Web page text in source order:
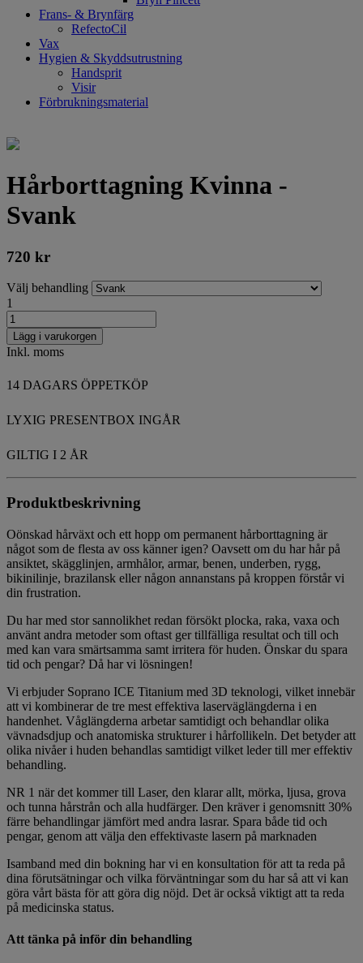
Frans- & Brynfärg
RefectoCil
Vax
Hygien & Skyddsutrustning
Handsprit
Visir
Förbrukningsmaterial
Hårborttagning Kvinna -
Svank
720 kr
Välj behandling
1
Lägg i varukorgen
Inkl. moms
14 DAGARS ÖPPETKÖP
LYXIG PRESENTBOX INGÅR
GILTIG I 2 ÅR
Produktbeskrivning
Oönskad hårväxt och ett hopp om permanent hårborttagning är
något som de flesta av oss känner igen? Oavsett om du har hår på
ansiktet, skägglinjen, armhålor, armar, benen, underben, rygg,
bikinilinje, brazilansk eller någon annanstans på kroppen förstår vi
din frustration.
Du har med stor sannolikhet redan försökt plocka, raka, vaxa och
använt andra metoder som oftast ger tillfälliga resultat och till och
med kan vara smärtsamma samt irritera för huden. Önskar du spara
tid och pengar? Då har vi lösningen!
Vi erbjuder Soprano ICE Titanium med 3D teknologi, vilket innebär
att vi kombinerar de tre mest effektiva laserväglängderna i en
handenhet. Våglängderna arbetar samtidigt och behandlar olika
vävnadsdjup och anatomiska strukturer i hårfollikeln. Det betyder att
olika nivåer i huden behandlas samtidigt vilket leder till mer effektiv
behandling.
NR 1 när det kommer till Laser, den klarar allt, mörka, ljusa, grova
och tunna hårstrån och alla hudfärger. Den kräver i genomsnitt 30%
färre behandlingar jämfört med andra lasrar. Spara både tid och
pengar, genom att välja den effektivaste lasern på marknaden
Isamband med din bokning har vi en konsultation för att ta reda på
dina förutsätningar och vilka förväntningar som du har så att vi kan
göra vårt bästa för att göra dig nöjd. Det är också viktigt att ta reda
på medicinska status.
Att tänka på inför din behandling